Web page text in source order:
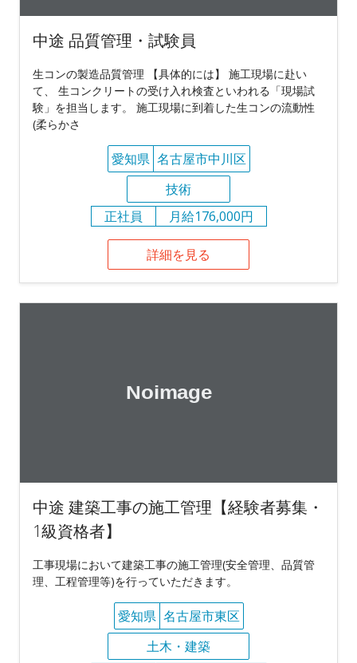
中途 品質管理・試験員
生コンの製造品質管理 【具体的には】 施工現場に赴い
て、 生コンクリートの受け入れ検査といわれる「現場試
験」を担当します。 施工現場に到着した生コンの流動性
(柔らかさ
愛知県 名古屋市中川区
技術
正社員
月給176,000円
詳細を見る
中途 建築工事の施工管理【経験者募集・
1級資格者】
工事現場において建築工事の施工管理(安全管理、品質管
理、工程管理等)を行っていただきます。
愛知県 名古屋市東区
土木・建築